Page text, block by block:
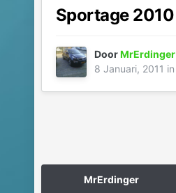
Sportage 2010
DoorMrErdinger
8 Januari, 2011 in
MrErdinger